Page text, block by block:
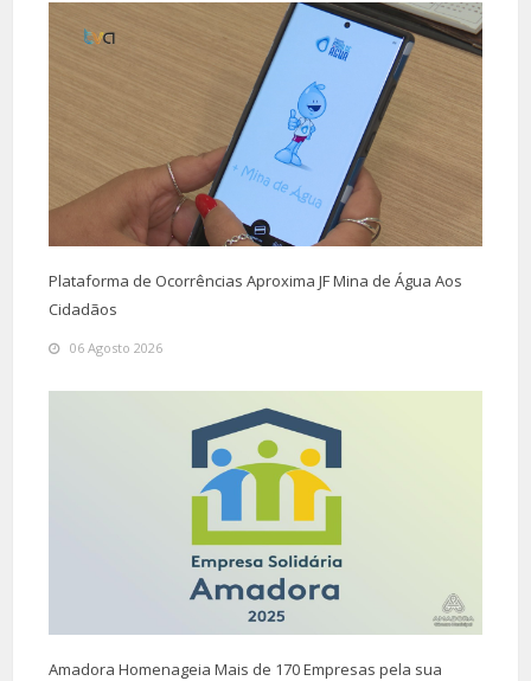
Plataforma de Ocorrências Aproxima JF Mina de Água Aos
Cidadãos
06 Agosto 2026
Amadora Homenageia Mais de 170 Empresas pela sua